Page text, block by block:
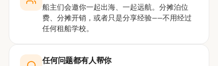
船主们会邀你一起出海、一起远航。分摊泊位
费、分摊开销，或者只是分享经验——不用经过
任何租船学校。
任何问题都有人帮你